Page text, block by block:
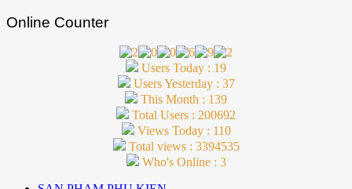
Online Counter
Users Today : 19
Users Yesterday : 37
This Month : 139
Total Users : 200692
Views Today : 110
Total views : 3394535
Who's Online : 3